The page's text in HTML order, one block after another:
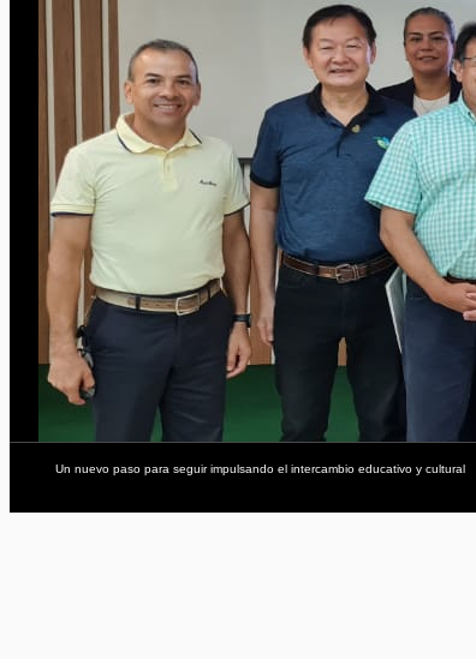
Un nuevo paso para seguir impulsando el intercambio educativo y cultural